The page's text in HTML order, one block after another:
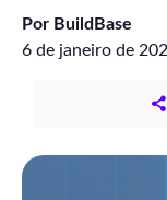
Por BuildBase
6 de janeiro de